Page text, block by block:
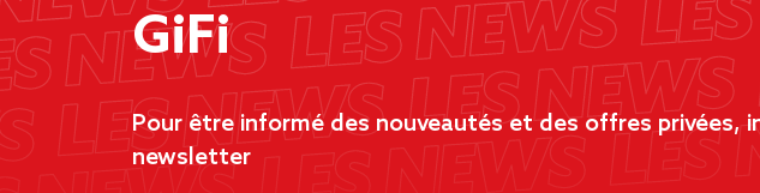
GiFi
Pour être informé des nouveautés et des offres privées,
newsletter